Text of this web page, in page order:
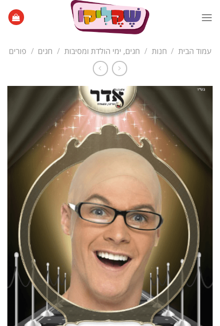
עמוד הבית / חנות / חגים, ימי הולדת ומסיבות / חגים / פורים